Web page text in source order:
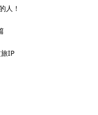
人！
IP